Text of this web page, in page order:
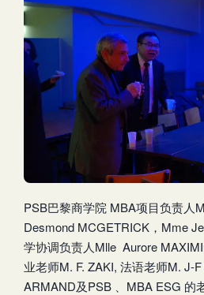
PSB巴黎商学院 MBA项目负责人
Desmond MCGETRICK，Mme
学协调负责人Mlle Aurore
业老师M. F. ZAKI, 法语老师M. J-
ARMAND及PSB 、MBA ESG 的